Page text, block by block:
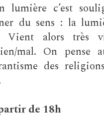
lumière c’est
du sens : la
Vient alors très
mal. On pense
des
de 18h